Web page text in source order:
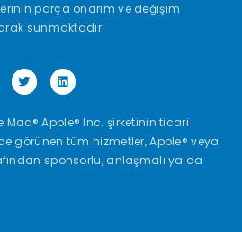
parça onarım ve değişim
sunmaktadır.
Mac® Apple® Inc. şirketinin ticari
görünen tüm hizmetler, Apple® veya
sponsorlu, anlaşmalı ya da